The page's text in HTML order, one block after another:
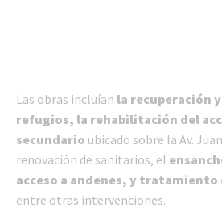
Las obras incluían la recuperación
refugios, la rehabilitación del
secundario ubicado sobre la Av.
renovación de sanitarios, el
acceso a andenes, y
entre otras intervenciones.